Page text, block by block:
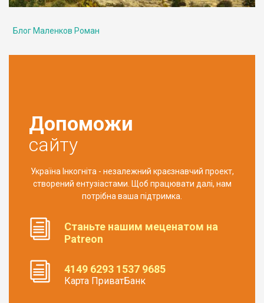
Блог Маленков Роман
Допоможи
сайту
Україна Інкогніта - незалежний краєзнавчий проект,
створений ентузіастами. Щоб працювати далі, нам
потрібна ваша підтримка.
Станьте нашим меценатом на
Patreon
4149 6293 1537 9685
Карта ПриватБанк